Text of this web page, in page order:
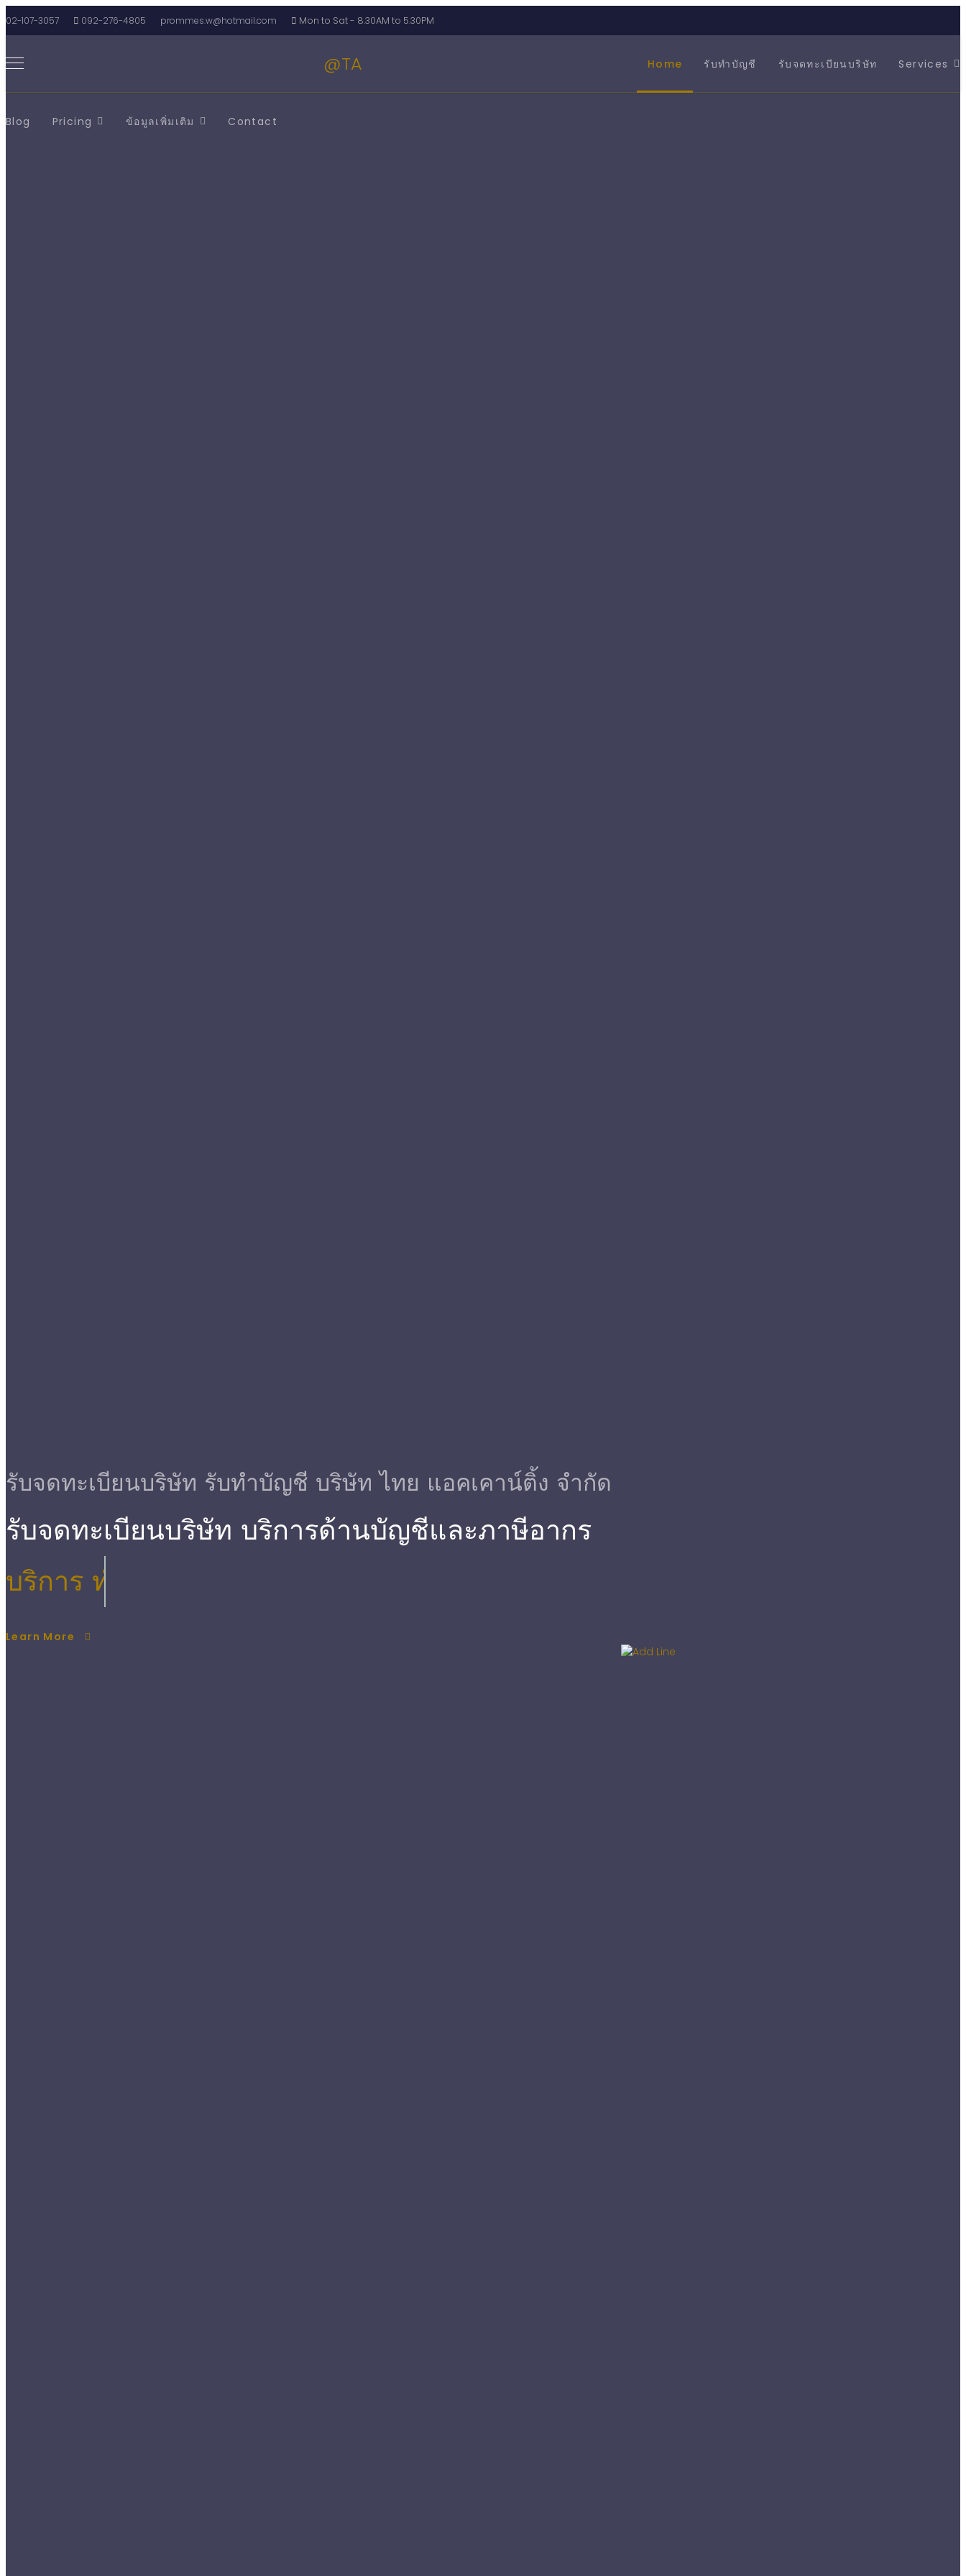
02-107-3057 092-276-4805 prommes.w@hotmail.com Mon to Sat - 8.30AM to 5.30PM
Home รับทำบัญชี รับจดทะเบียนบริษัท Services
@TA
Blog Pricing ข้อมูลเพิ่มเติม Contact
รับจดทะเบียนบริษัท รับทําบัญชี บริษัท ไทย แอคเคาน์ติ้ง จำกัด
รับจดทะเบียนบริษัท บริการด้านบัญชีและภาษีอากร
บริการ ตรวจสอบบัญชี
Learn More